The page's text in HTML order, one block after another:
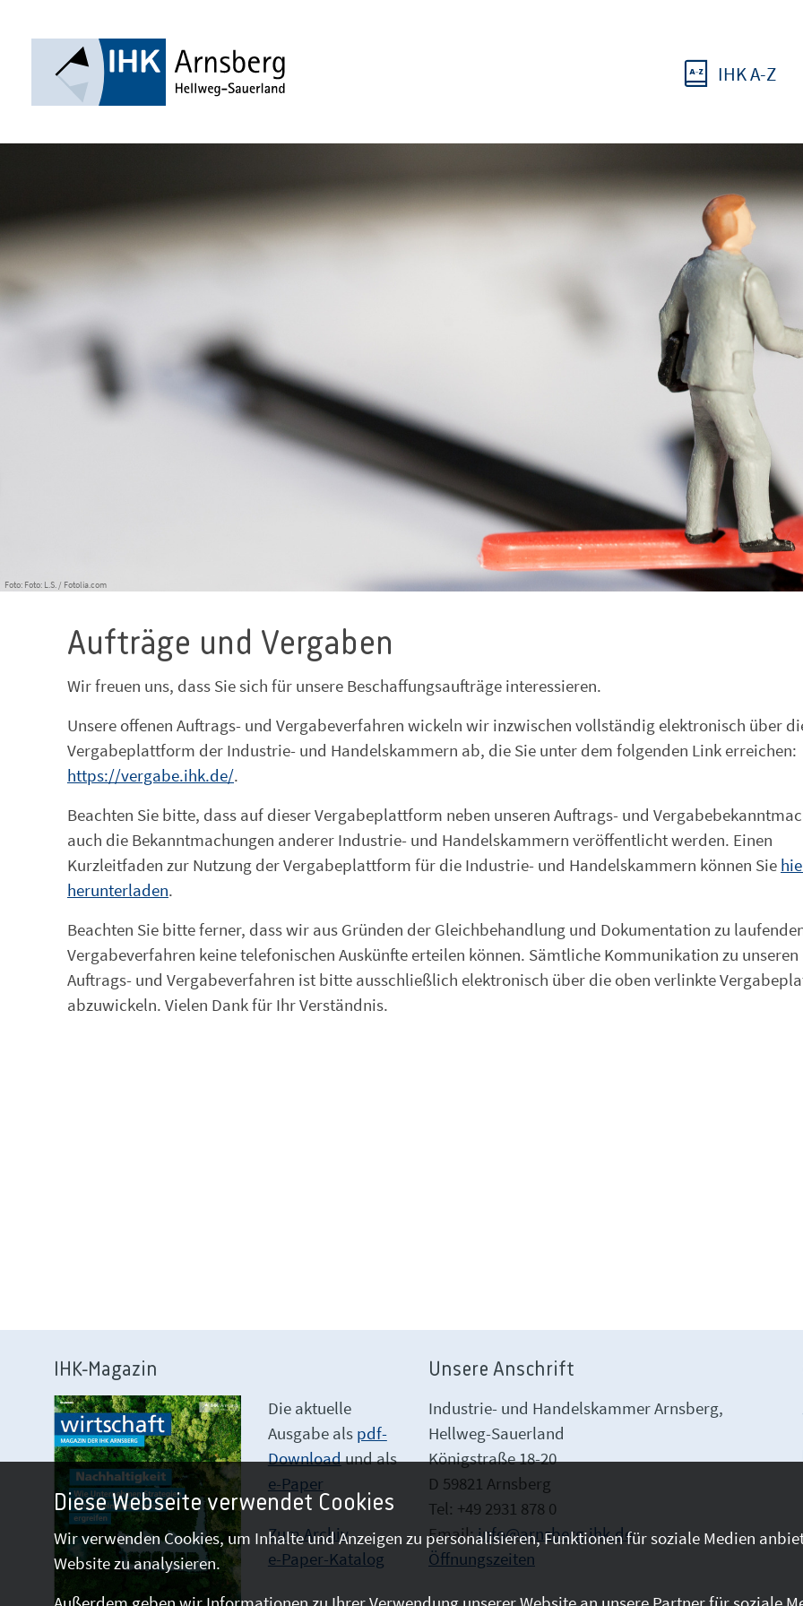
IHK A-Z
Foto: Foto: L.S. / Fotolia.com
Aufträge und Vergaben
Wir freuen uns, dass Sie sich für unsere Beschaffungsaufträge interessieren.
Unsere offenen Auftrags- und Vergabeverfahren wickeln wir inzwischen vollständig elektronisch über
Vergabeplattform der Industrie- und Handelskammern ab, die Sie unter dem folgenden Link erreichen:
https://vergabe.ihk.de/.
Beachten Sie bitte, dass auf dieser Vergabeplattform neben unseren Auftrags- und
auch die Bekanntmachungen anderer Industrie- und Handelskammern veröffentlicht werden. Einen
Kurzleitfaden zur Nutzung der Vergabeplattform für die Industrie- und Handelskammern können Sie
herunterladen.
Beachten Sie bitte ferner, dass wir aus Gründen der Gleichbehandlung und Dokumentation zu
Vergabeverfahren keine telefonischen Auskünfte erteilen können. Sämtliche Kommunikation zu unseren
Auftrags- und Vergabeverfahren ist bitte ausschließlich elektronisch über die oben verlinkte
abzuwickeln. Vielen Dank für Ihr Verständnis.
IHK-Magazin
Die aktuelle
Ausgabe als pdf-
Downloadund als
e-Paper
Zum Archiv
e-Paper-Katalog
Unsere Anschrift
Industrie- und Handelskammer Arnsberg,
Hellweg-Sauerland
Königstraße 18-20
D 59821 Arnsberg
Tel: +49 2931 878 0
Email:info@arnsberg.ihk.de
Öffnungszeiten
Diese Webseite verwendet Cookies
Wir verwenden Cookies, um Inhalte und Anzeigen zu personalisieren, Funktionen für soziale Medien
Website zu analysieren.